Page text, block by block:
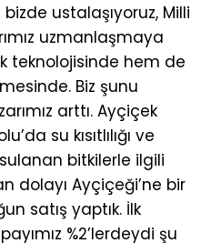
ustalaşıyoruz, Milli
uzmanlaşmaya
teknolojisinde hem de
Biz şunu
arttı. Ayçiçek
su kısıtlılığı ve
bitkilerle ilgili
dolayı Ayçiçeği’ne bir
satış yaptık. İlk
%2’lerdeydi şu